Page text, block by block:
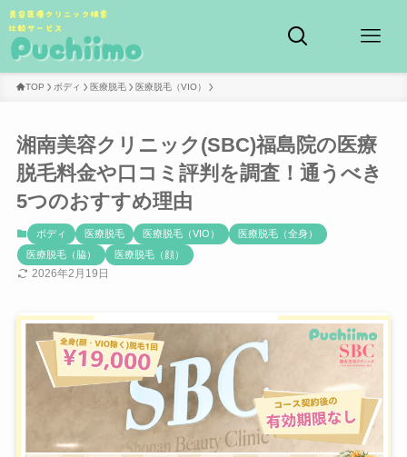
TOP ボディ 医療脱毛 医療脱毛（VIO）
湘南美容クリニック(SBC)福島院の医療
脱毛料金や口コミ評判を調査！通うべき
5つのおすすめ理由
ボディ 医療脱毛 医療脱毛（VIO）
医療脱毛（全身）
医療脱毛（脇）
医療脱毛（顔）
2026年2月19日